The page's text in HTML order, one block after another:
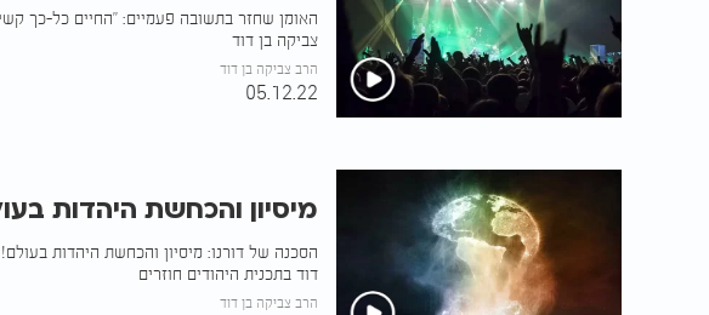
האומן שחזר בתשובה פעמיים: "החיים כל-כך
צביקה בן דוד
הרב צביקה בן דוד
05.12.22
מיסיון והכחשת היהדות
הסכנה של דורנו: מיסיון והכחשת היהדות
דוד בתכנית היהודים חוזרים
הרב צביקה בן דוד